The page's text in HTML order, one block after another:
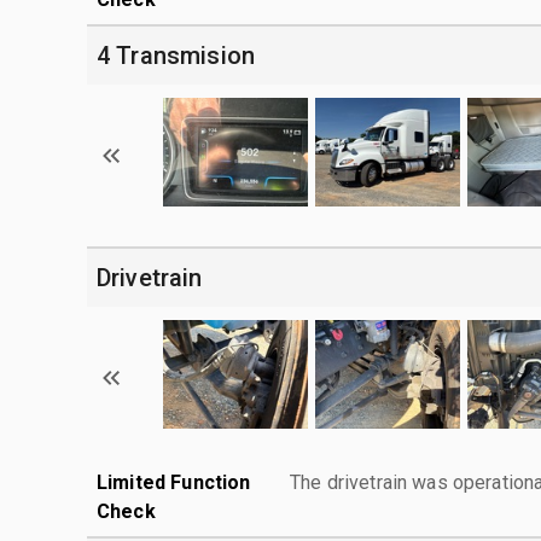
4 Transmision
Drivetrain
Limited Function
Check
The drivetrain was